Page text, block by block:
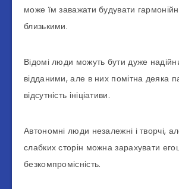
може їм заважати будувати
близькими.
Відомі люди можуть бути дуже
відданими, але в них помітна деяка
відсутність ініціативи.
Автономні люди незалежні і творчі,
слабких сторін можна зарахувати
безкомпромісність.